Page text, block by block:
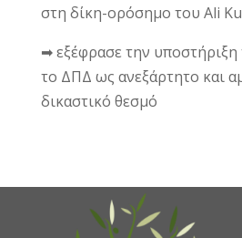
στη δίκη-ορόσημο του Ali
➡ εξέφρασε την υποστήριξη
το ΔΠΔ ως ανεξάρτητο και
δικαστικό θεσμό